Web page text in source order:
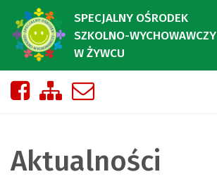
SPECJALNY OŚRODEK
SZKOLNO-WYCHOWAWCZY
W ŻYWCU
Nasza strona na Facebooku
Zobacz mapę strony
Aktualności